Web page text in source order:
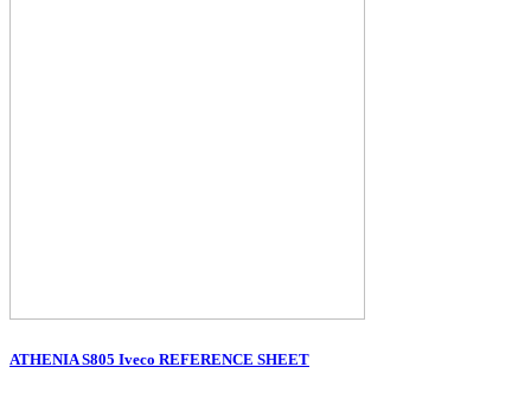
ATHENIA S805 Iveco REFERENCE SHEET